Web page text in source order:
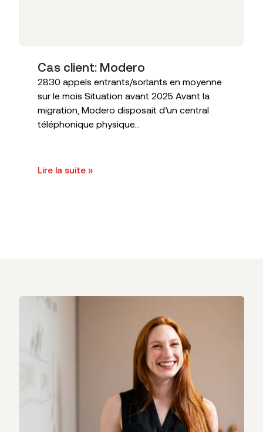
Cas client: Modero
2830 appels entrants/sortants en moyenne
sur le mois Situation avant 2025 Avant la
migration, Modero disposait d’un central
téléphonique physique...
Lire la suite »